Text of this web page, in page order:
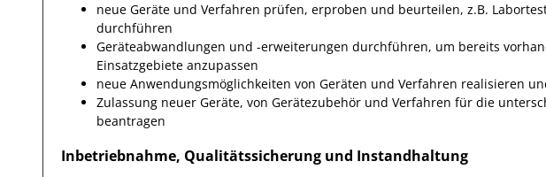
neue Geräte und Verfahren prüfen, erproben und beurteilen, z.B.
durchführen
Geräteabwandlungen und -erweiterungen durchführen, um bereits
Einsatzgebiete anzupassen
neue Anwendungsmöglichkeiten von Geräten und Verfahren realisieren
Zulassung neuer Geräte, von Gerätezubehör und Verfahren für die
beantragen
Inbetriebnahme, Qualitätssicherung und Instandhaltung